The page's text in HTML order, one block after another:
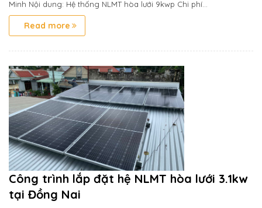
Minh Nội dung: Hệ thống NLMT hòa lưới 9kwp Chi phí...
Read more
Công trình lắp đặt hệ NLMT hòa lưới 3.1kw
tại Đồng Nai